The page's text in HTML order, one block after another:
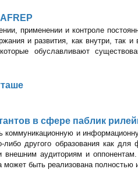
применении и контроле
и развития, как внутри, так и
обуславливают
в сфере паблик
коммуникационную и
либо другого образования как
аудиториям и
быть реализована полностью